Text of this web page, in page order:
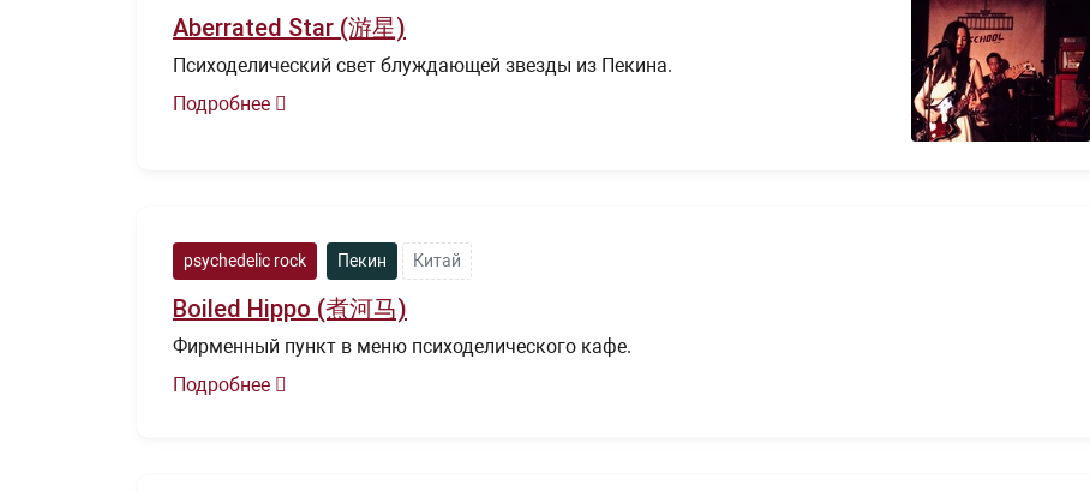
Aberrated Star (游星)
Психоделический свет блуждающей звезды из Пекина.
Подробнее
psychedelic rock Пекин Китай
Boiled Hippo (煮河马)
Фирменный пункт в меню психоделического кафе.
Подробнее